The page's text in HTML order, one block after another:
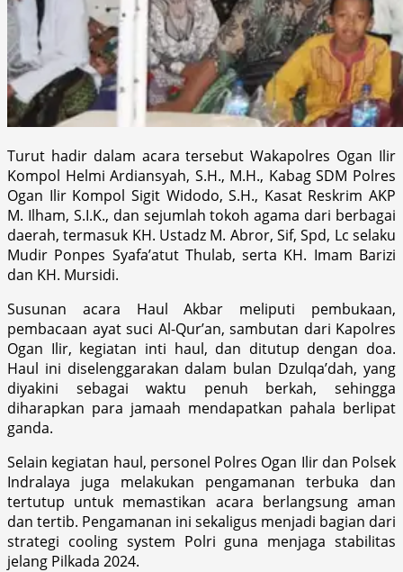
Turut hadir dalam acara tersebut Wakapolres Ogan Ilir
Kompol Helmi Ardiansyah, S.H., M.H., Kabag SDM Polres
Ogan Ilir Kompol Sigit Widodo, S.H., Kasat Reskrim AKP
M. Ilham, S.I.K., dan sejumlah tokoh agama dari berbagai
daerah, termasuk KH. Ustadz M. Abror, Sif, Spd, Lc selaku
Mudir Ponpes Syafa’atut Thulab, serta KH. Imam Barizi
dan KH. Mursidi.
Susunan acara Haul Akbar meliputi pembukaan,
pembacaan ayat suci Al-Qur’an, sambutan dari Kapolres
Ogan Ilir, kegiatan inti haul, dan ditutup dengan doa.
Haul ini diselenggarakan dalam bulan Dzulqa’dah, yang
diyakini sebagai waktu penuh berkah, sehingga
diharapkan para jamaah mendapatkan pahala berlipat
ganda.
Selain kegiatan haul, personel Polres Ogan Ilir dan Polsek
Indralaya juga melakukan pengamanan terbuka dan
tertutup untuk memastikan acara berlangsung aman
dan tertib. Pengamanan ini sekaligus menjadi bagian dari
strategi cooling system Polri guna menjaga stabilitas
jelang Pilkada 2024.